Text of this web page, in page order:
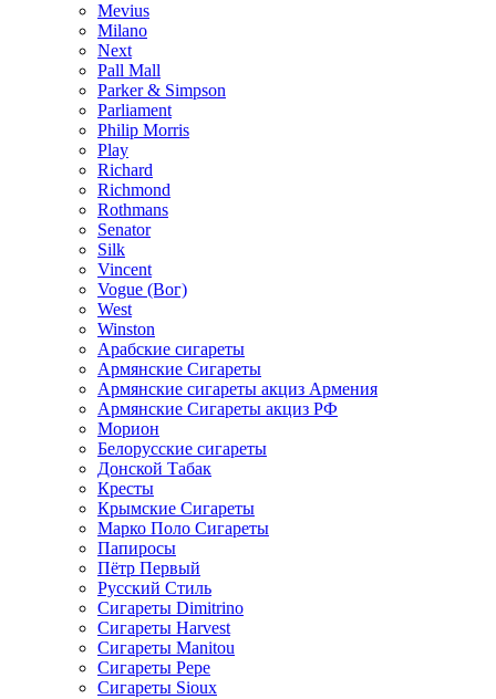
Mevius
Milano
Next
Pall Mall
Parker & Simpson
Parliament
Philip Morris
Play
Richard
Richmond
Rothmans
Senator
Silk
Vincent
Vogue (Вог)
West
Winston
Арабские сигареты
Армянские Сигареты
Армянские сигареты акциз Армения
Армянские Сигареты акциз РФ
Морион
Белорусские сигареты
Донской Табак
Кресты
Крымские Сигареты
Марко Поло Сигареты
Папиросы
Пётр Первый
Русский Стиль
Сигареты Dimitrino
Сигареты Harvest
Сигареты Manitou
Сигареты Pepe
Сигареты Sioux